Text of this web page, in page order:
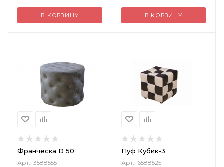
В КОРЗИНУ В КОРЗИНУ
Франческа D 50
Арт.: 3588555
Пуф Кубик-3
Арт.: 6588525